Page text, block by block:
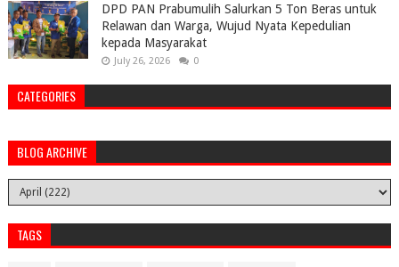
DPD PAN Prabumulih Salurkan 5 Ton Beras untuk
Relawan dan Warga, Wujud Nyata Kepedulian
kepada Masyarakat
July 26, 2026 0
CATEGORIES
BLOG ARCHIVE
TAGS